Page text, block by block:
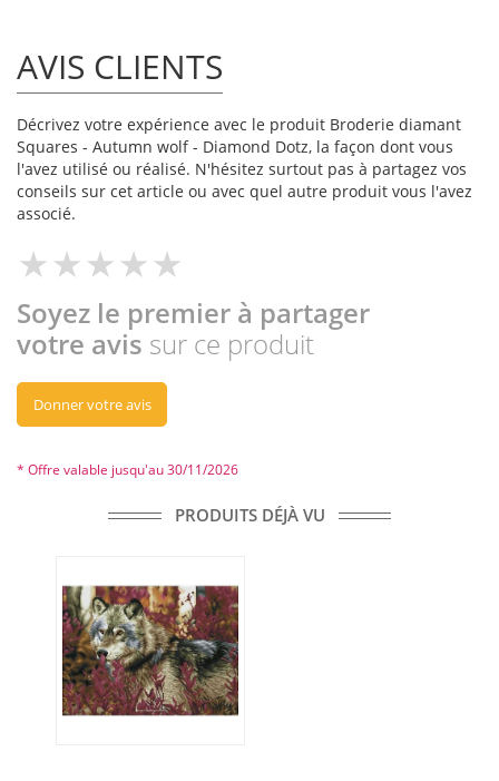
AVIS CLIENTS
Décrivez votre expérience avec le produit Broderie diamant
Squares - Autumn wolf - Diamond Dotz, la façon dont vous
l'avez utilisé ou réalisé. N'hésitez surtout pas à partagez vos
conseils sur cet article ou avec quel autre produit vous l'avez
associé.
Soyez le premier à partager
votre avis sur ce produit
Donner votre avis
* Offre valable jusqu'au 30/11/2026
PRODUITS DÉJÀ VU